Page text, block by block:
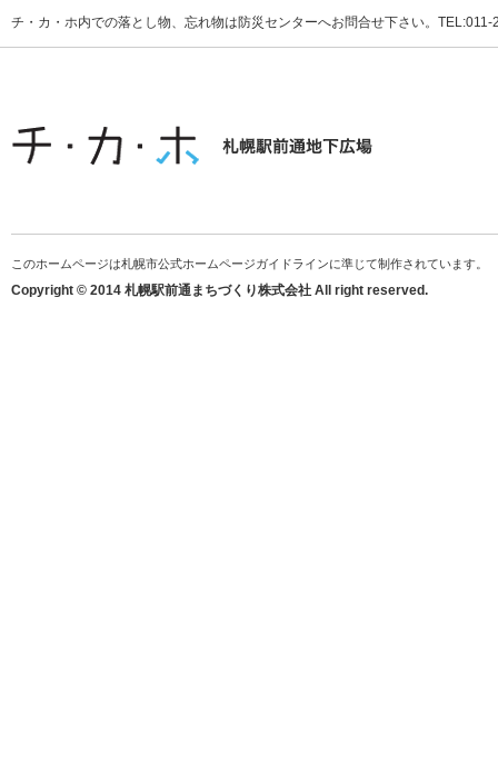
チ・カ・ホ内での落とし物、忘れ物は防災センターへお問合せ下さい。
このホームページは札幌市公式ホームページガイドラインに準じて制作されています。
Copyright © 2014 札幌駅前通まちづくり株式会社 All right reserved.